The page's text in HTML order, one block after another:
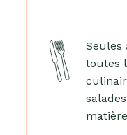
Seules
toutes